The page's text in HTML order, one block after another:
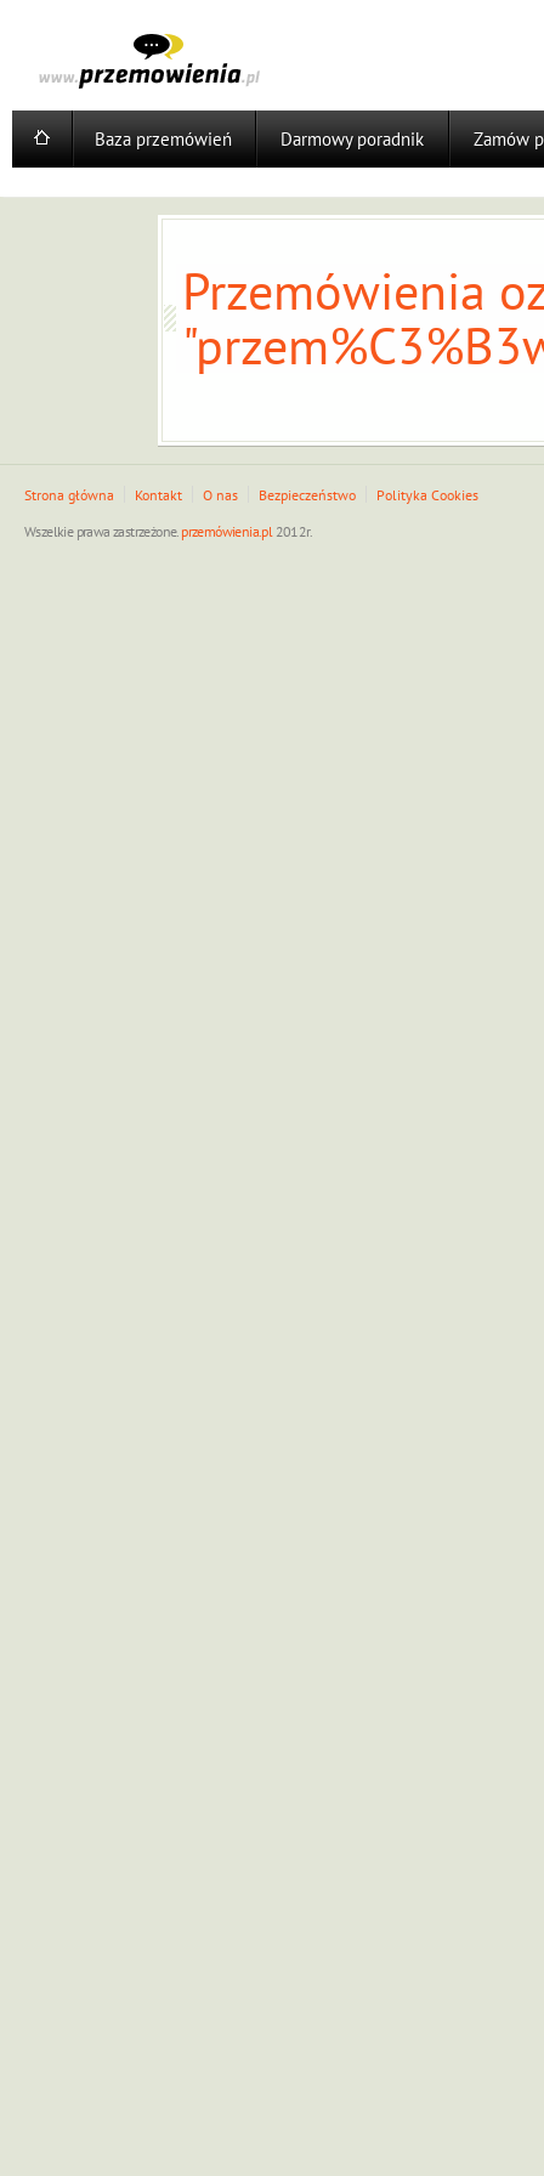
Baza przemówień Darmowy poradnik Zamów
Przemówienia
Strona główna Kontakt O nas Bezpieczeństwo
Polityka Cookies
Wszelkie prawa zastrzeżone. przemówienia.pl2012r.